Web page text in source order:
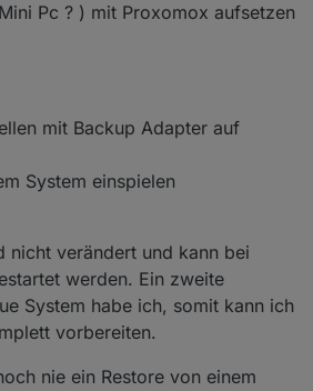
Pc ? ) mit Proxomox aufsetzen
mit Backup Adapter auf
System einspielen
nicht verändert und kann bei
werden. Ein zweite
System habe ich, somit kann ich
vorbereiten.
nie ein Restore von einem